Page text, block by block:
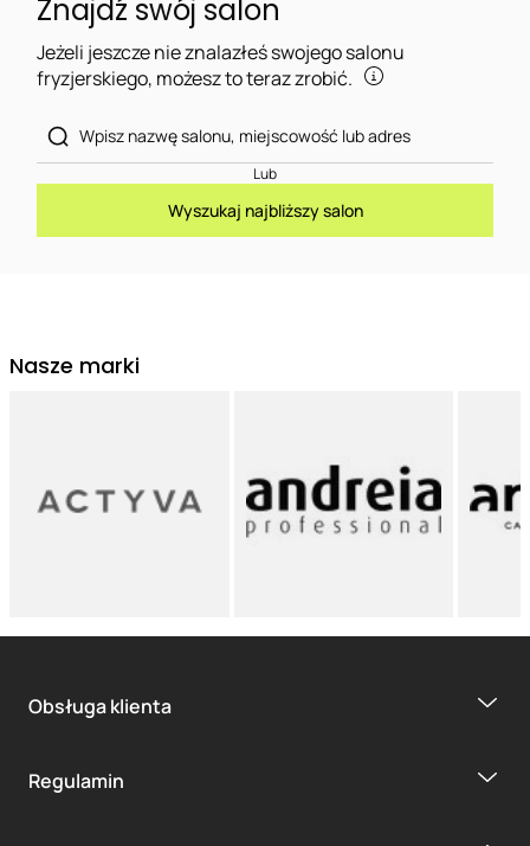
Znajdź swój salon
Jeżeli jeszcze nie znalazłeś swojego salonu
fryzjerskiego, możesz to teraz zrobić.
Lub
Wyszukaj najbliższy salon
Nasze marki
Obsługa klienta
Regulamin